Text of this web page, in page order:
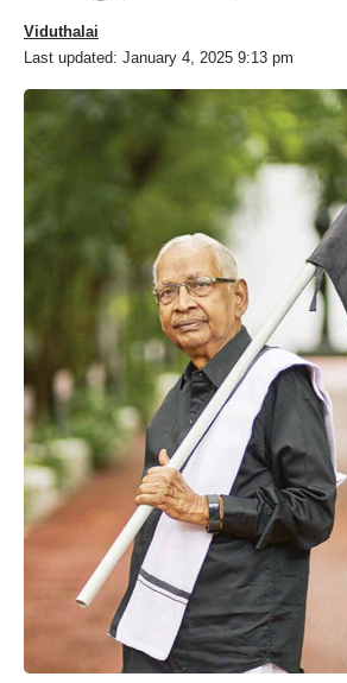
Last updated: January 4, 2025 9:13 pm
Viduthalai